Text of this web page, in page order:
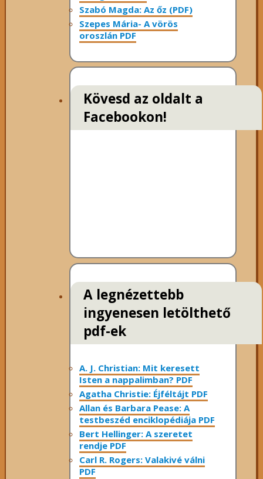
Szabó Magda: Az őz (PDF)
Szepes Mária- A vörös
oroszlán PDF
Kövesd az oldalt a
Facebookon!
A legnézettebb
ingyenesen letölthető
pdf-ek
A. J. Christian: Mit keresett
Isten a nappalimban? PDF
Agatha Christie: Éjféltájt PDF
Allan és Barbara Pease: A
testbeszéd enciklopédiája PDF
Bert Hellinger: A ​szeretet
rendje PDF
Carl R. Rogers: Valakivé válni
PDF